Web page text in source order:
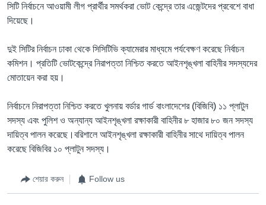
সিটি নির্বাচনে আওয়ামী লীগ প্রার্থীর সমর্থকরা ভোট কেন্দ্রে তার এজেন্টদের প্রবেশে বাধা
দিয়েছে।
দুই সিটির নির্বাচন ঢাকা থেকে সিসিটিভি ক্যামেরার মাধ্যমে পর্যবেক্ষণ করেছে নির্বাচন
কমিশন। প্রতিটি ভোটকেন্দ্রে নিরাপত্তা নিশ্চিত করতে আইনশৃঙ্খলা বাহিনীর সদস্যদের
মোতায়েন করা হয়।
নির্বাচনে নিরাপত্তা নিশ্চিত করতে খুলনায় বর্ডার গার্ড বাংলাদেশের (বিজিবি) ১১ প্লাটুন
সদস্য এবং পুলিশ ও অন্যান্য আইনশৃঙ্খলা রক্ষাকারী বাহিনীর ৮ হাজার ৮০ জন সদস্য
দায়িত্ব পালন করেছে।বরিশালে আইনশৃঙ্খলা রক্ষাকারী বাহিনীর সাথে দায়িত্ব পালন
করেছে বিজিবির ১০ প্লাটুন সদস্য।
শেয়ার করুন Follow us